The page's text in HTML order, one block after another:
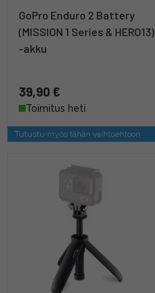
GoPro Enduro 2 Battery
(MISSION 1 Series & HERO13)
-akku
39,90 €
Toimitus heti
Tutustu myös tähän vaihtoehtoon